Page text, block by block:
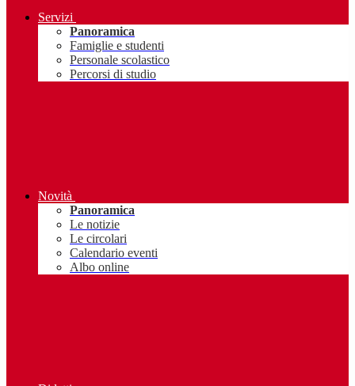
Servizi
Panoramica
Famiglie e studenti
Personale scolastico
Percorsi di studio
Novità
Panoramica
Le notizie
Le circolari
Calendario eventi
Albo online